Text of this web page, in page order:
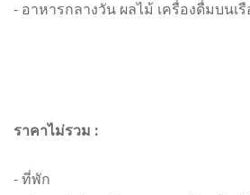
- อาหารกลางวัน ผลไม้ เครื่องดื่มบนเรื
ราคาไม่รวม :
- ที่พัก